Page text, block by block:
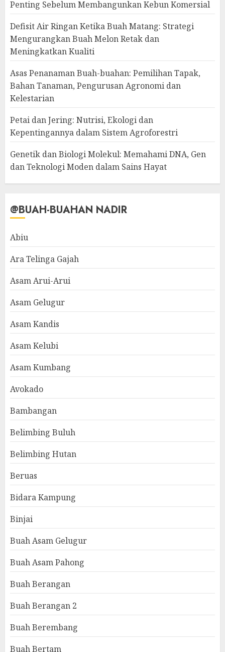
Penting Sebelum Membangunkan Kebun Komersial
Defisit Air Ringan Ketika Buah Matang: Strategi
Mengurangkan Buah Melon Retak dan
Meningkatkan Kualiti
Asas Penanaman Buah-buahan: Pemilihan Tapak,
Bahan Tanaman, Pengurusan Agronomi dan
Kelestarian
Petai dan Jering: Nutrisi, Ekologi dan
Kepentingannya dalam Sistem Agroforestri
Genetik dan Biologi Molekul: Memahami DNA, Gen
dan Teknologi Moden dalam Sains Hayat
@BUAH-BUAHAN NADIR
Abiu
Ara Telinga Gajah
Asam Arui-Arui
Asam Gelugur
Asam Kandis
Asam Kelubi
Asam Kumbang
Avokado
Bambangan
Belimbing Buluh
Belimbing Hutan
Beruas
Bidara Kampung
Binjai
Buah Asam Gelugur
Buah Asam Pahong
Buah Berangan
Buah Berangan 2
Buah Berembang
Buah Bertam